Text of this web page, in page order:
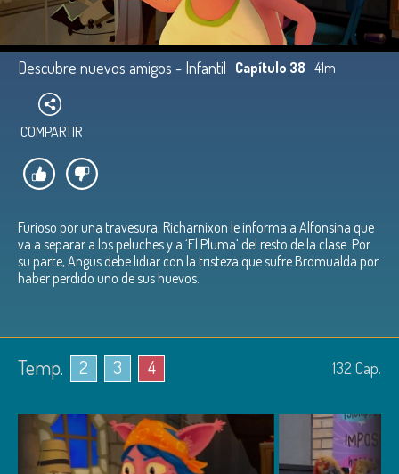
Descubre nuevos amigos - Infantil Capítulo 38 41m
COMPARTIR
Furioso por una travesura, Richarnixon le informa a Alfonsina que
va a separar a los peluches y a ‘El Pluma’ del resto de la clase. Por
su parte, Angus debe lidiar con la tristeza que sufre Bromualda por
haber perdido uno de sus huevos.
Temp. 2 3 4 132 Cap.